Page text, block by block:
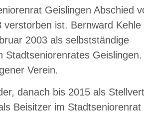
Geislingen Abschied
ist. Bernward Kehle
2003 als selbstständige
Stadtseniorenrates
Verein.
danach bis 2015 als
Beisitzer im Stadtseniorenrat